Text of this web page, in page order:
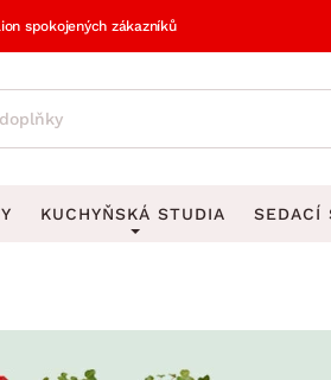
spokojených zákazníků
Obrazy
KUCHYŇSKÁ STUDIA SEDACÍ